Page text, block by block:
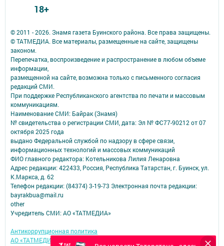
© 2011 - 2026. Знамя газета Буинского района. Все права защищены.
© ТАТМЕДИА. Все материалы, размещенные на сайте, защищены
законом.
Перепечатка, воспроизведение и распространение в любом объеме
информации,
размещенной на сайте, возможна только с письменного согласия
редакций СМИ.
При поддержке Республиканского агентства по печати и массовым
коммуникациям.
Наименование СМИ: Байрак (Знамя)
№ свидетельства о регистрации СМИ, дата: Эл № ФС77-90212 от 07
октября 2025 года
выдано Федеральной службой по надзору в сфере связи,
информационных технологий и массовых коммуникаций
ФИО главного редактора: Котельникова Лилия Ленаровна
Адрес редакции: 422433, Россия, Республика Татарстан, г. Буинск, ул.
К.Маркса, д. 62
Телефон редакции: (84374) 3-19-73 Электронная почта редакции:
bayrakbua@mail.ru
other
Учредитель СМИ: АО «ТАТМЕДИА»
Антикоррупционная политика
АО «ТАТМЕДИА» использует «cookie»
для персонализации сервисов и
18+